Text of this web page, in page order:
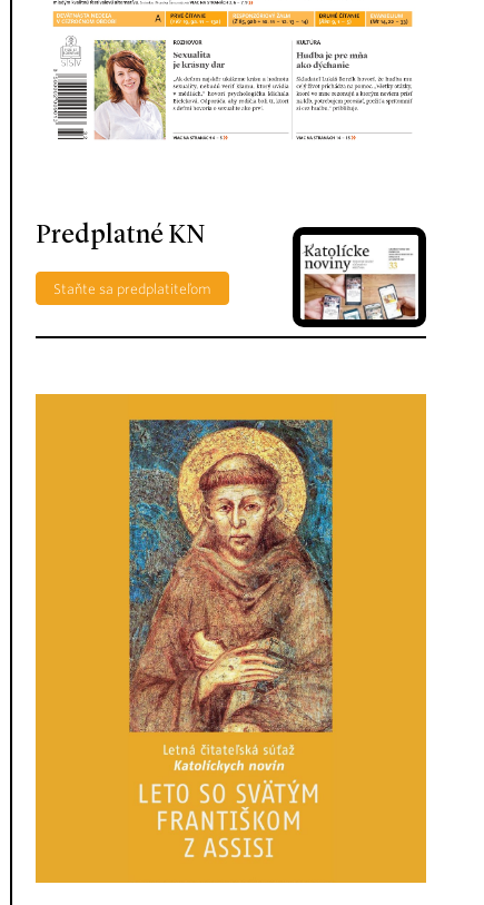
Predplatné KN
Staňte sa predplatiteľom